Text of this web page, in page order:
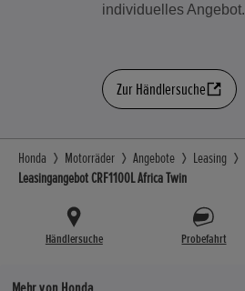
individuelles Angebot.
Zur Händlersuche
Honda Motorräder Angebote
Leasing
Leasingangebot CRF1100L Africa Twin
Händlersuche Probefahrt